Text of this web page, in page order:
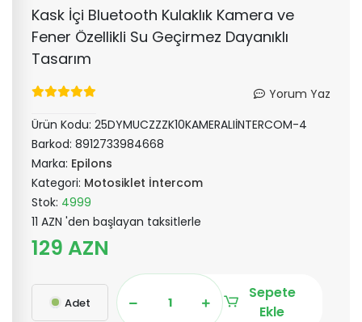
Kask İçi Bluetooth Kulaklık Kamera ve
Fener Özellikli Su Geçirmez Dayanıklı
Tasarım
Yorum Yaz
Ürün Kodu: 25DYMUCZZZK10KAMERALIİNTERCOM-4
Barkod: 8912733984668
Marka: Epilons
Kategori: Motosiklet İntercom
Stok: 4999
11 AZN 'den başlayan taksitlerle
129 AZN
Adet
Sepete
Ekle